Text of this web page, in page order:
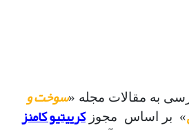
به مقالات مجله «سوخت و
» بر اساس مجوزکرییتیو کامنز